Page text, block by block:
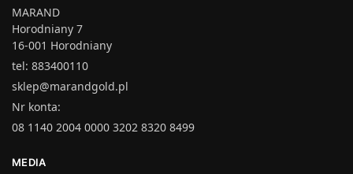
MARAND
Horodniany 7
16-001 Horodniany
tel: 883400110
sklep@marandgold.pl
Nr konta:
08 1140 2004 0000 3202 8320 8499
MEDIA